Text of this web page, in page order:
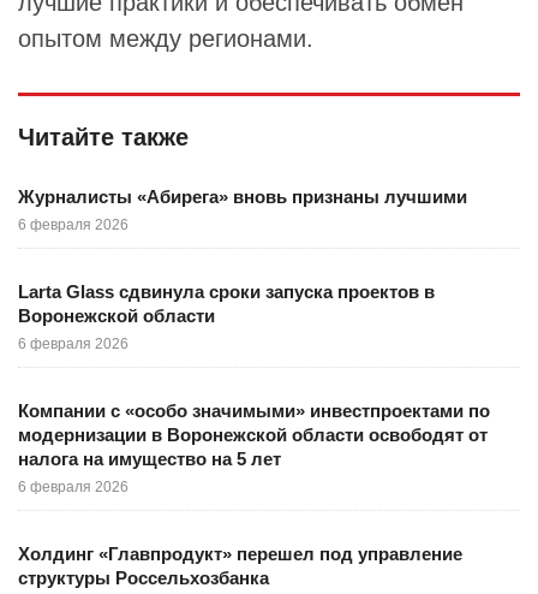
опытом между регионами.
Читайте также
Журналисты «Абирега» вновь признаны лучшими
6 февраля 2026
Larta Glass сдвинула сроки запуска проектов в
Воронежской области
6 февраля 2026
Компании с «особо значимыми» инвестпроектами по
модернизации в Воронежской области освободят от
налога на имущество на 5 лет
6 февраля 2026
Холдинг «Главпродукт» перешел под управление
структуры Россельхозбанка